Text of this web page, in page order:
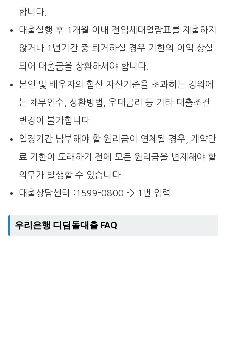
합니다.
대출실행 후 1개월 이내 전입세대열람표를 제출하지
않거나 1년기간 중 퇴거하실 경우 기한의 이익 상실
되어 대출금을 상환하셔야 합니다.
본인 및 배우자의 합산 자산기준을 초과하는 경워에
는 채무인수, 상환방법, 우대금리 등 기타 대출조건
변경이 불가합니다.
일정기간 납부해야 할 원리금이 연체될 경우, 게약만
료 기한이 도래하기 전에 모든 원리금을 변제해야 할
의무가 발생할 수 있습니다.
대출상담센터 :1599-0800 -> 1번 입력
우리은행 디딤돌대출 FAQ